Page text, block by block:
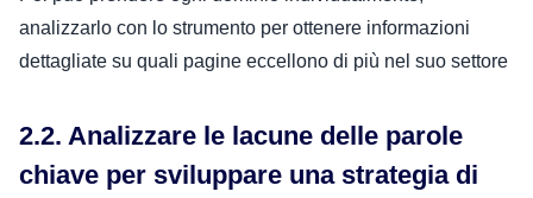
analizzarlo con lo strumento per ottenere informazioni
dettagliate su quali pagine eccellono di più nel suo settore
2.2. Analizzare le lacune delle parole
chiave per sviluppare una strategia di